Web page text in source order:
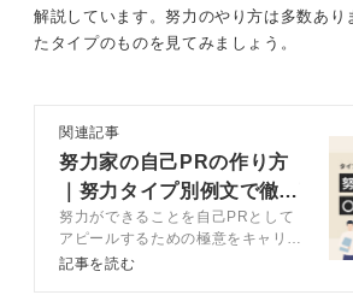
評価に値するエピソードで「真の努
ルしよう
なエピソードを添えるかが重要です。
所としてとらえられるものであり、周
も交えながら伝えられれば、十分に長
できます。
逆に、頑固さといったようなネガティ
解説しています。努力のやり方は多数あり
たタイプのものを見てみましょう。
関連記事
努力家の自己PRの作り方
｜努力タイプ別例文で徹底
解説
努力ができることを自己PRとして
アピールするための極意をキャリア
コンサルタントと共に解説します。
記事を読む